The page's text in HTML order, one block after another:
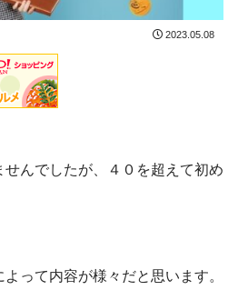
2023.05.08
んでしたが、４０を超えて初め
って内容が様々だと思います。